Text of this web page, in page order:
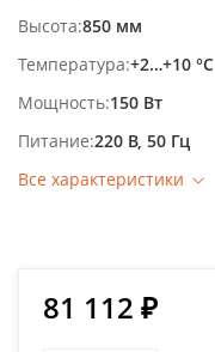
Высота 850 мм
Температура +2…+10 °С
Мощность 150 Вт
Питание 220 В, 50 Гц
Все характеристики
81 112 ₽